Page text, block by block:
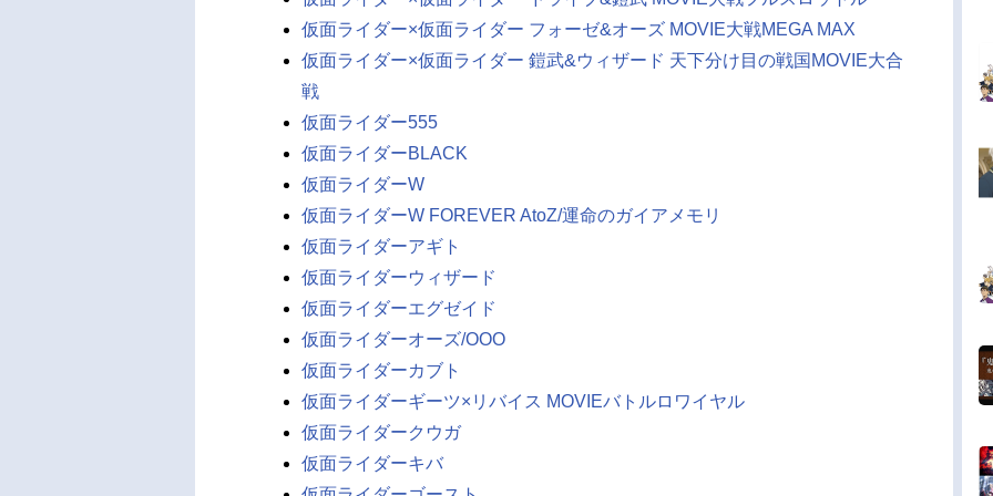
仮面ライダー×仮面ライダー フォーゼ&オーズ MOVIE大戦MEGA MAX
仮面ライダー×仮面ライダー 鎧武&ウィザード 天下分け目の戦国MOVIE大合
戦
仮面ライダー555
仮面ライダーBLACK
仮面ライダーW
仮面ライダーW FOREVER AtoZ/運命のガイアメモリ
仮面ライダーアギト
仮面ライダーウィザード
仮面ライダーエグゼイド
仮面ライダーオーズ/OOO
仮面ライダーカブト
仮面ライダーギーツ×リバイス MOVIEバトルロワイヤル
仮面ライダークウガ
仮面ライダーキバ